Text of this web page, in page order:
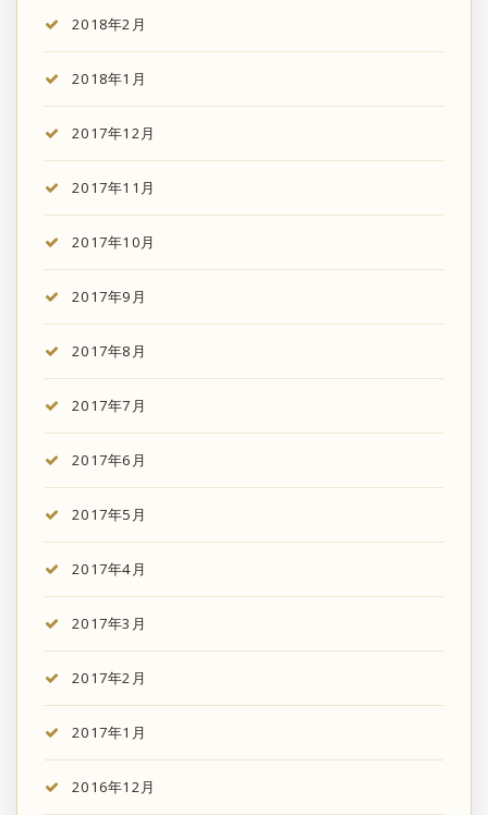
2018年2月
2018年1月
2017年12月
2017年11月
2017年10月
2017年9月
2017年8月
2017年7月
2017年6月
2017年5月
2017年4月
2017年3月
2017年2月
2017年1月
2016年12月